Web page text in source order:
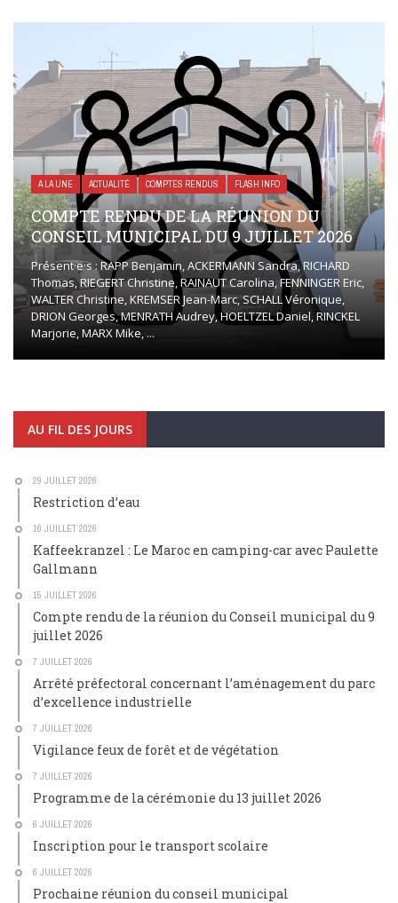
A LA UNE ACTUALITÉ COMPTES RENDUS FLASH INFO
COMPTE RENDU DE LA RÉUNION DU
CONSEIL MUNICIPAL DU 9 JUILLET 2026
Présent·e·s : RAPP Benjamin, ACKERMANN Sandra, RICHARD
Thomas, RIEGERT Christine, RAINAUT Carolina, FENNINGER Eric,
WALTER Christine, KREMSER Jean-Marc, SCHALL Véronique,
DRION Georges, MENRATH Audrey, HOELTZEL Daniel, RINCKEL
Marjorie, MARX Mike, ...
AU FIL DES JOURS
29 JUILLET 2026
Restriction d’eau
16 JUILLET 2026
Kaffeekranzel : Le Maroc en camping-car avec Paulette
Gallmann
15 JUILLET 2026
Compte rendu de la réunion du Conseil municipal du 9
juillet 2026
7 JUILLET 2026
Arrêté préfectoral concernant l’aménagement du parc
d’excellence industrielle
7 JUILLET 2026
Vigilance feux de forêt et de végétation
7 JUILLET 2026
Programme de la cérémonie du 13 juillet 2026
6 JUILLET 2026
Inscription pour le transport scolaire
6 JUILLET 2026
Prochaine réunion du conseil municipal